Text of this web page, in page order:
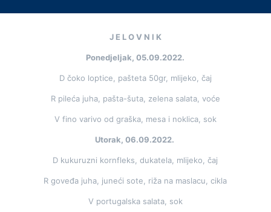
J E L O V N I K
Ponedjeljak, 05.09.2022.
D čoko loptice, pašteta 50gr, mlijeko, čaj
R pileća juha, pašta-šuta, zelena salata, voće
V fino varivo od graška, mesa i noklica, sok
Utorak, 06.09.2022.
D kukuruzni kornfleks, dukatela, mlijeko, čaj
R goveđa juha, juneći sote, riža na maslacu, cikla
V portugalska salata, sok